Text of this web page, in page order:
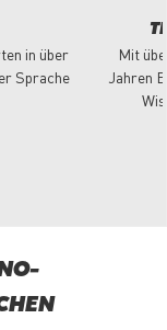
in über
Sprache
Mit
Jahren